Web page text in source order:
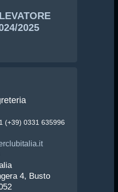
2025
(+39) 0331 635996
4, Busto